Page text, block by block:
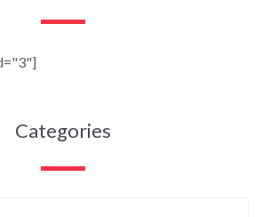
Categories